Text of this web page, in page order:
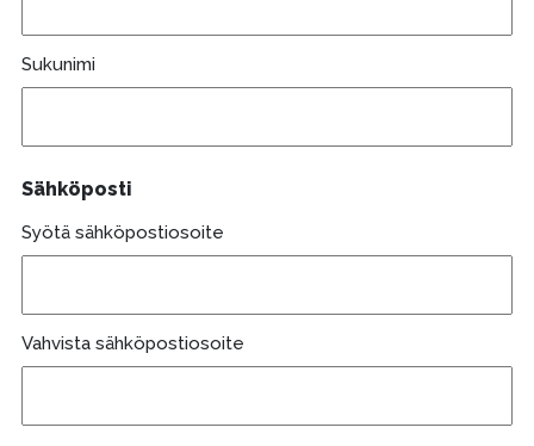
Sukunimi
Sähköposti
Syötä sähköpostiosoite
Vahvista sähköpostiosoite